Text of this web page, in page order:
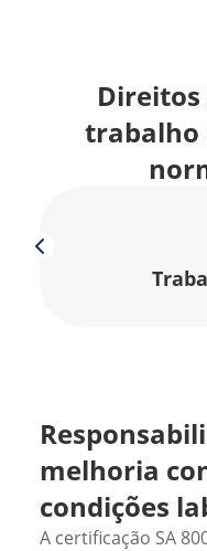
Direitos
trabalho
melhoria
condições
A certificação SA